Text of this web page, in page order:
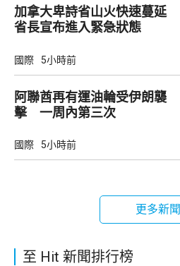
加拿大卑詩省山火快速蔓延
省長宣布進入緊急狀態
國際 5小時前
阿聯酋再有運油輪受伊朗襲
擊 一周內第三次
國際 5小時前
更多新聞
至 Hit 新聞排行榜